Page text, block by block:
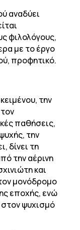
αναδύει
φιλολόγους,
με το έργο
προφητικό.
την
παθήσεις,
την
δίνει τη
την αέρινη
και
μονόδρομο
εποχής, ενώ
ψυχισμό